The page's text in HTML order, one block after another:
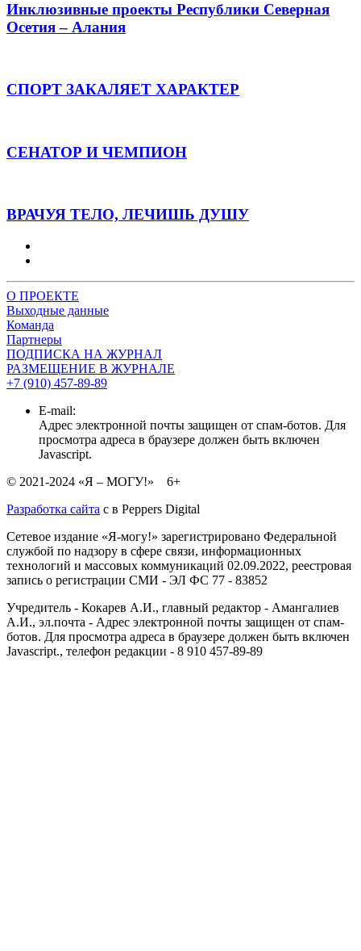
Инклюзивные проекты Республики Северная
Осетия – Алания
СПОРТ ЗАКАЛЯЕТ ХАРАКТЕР
СЕНАТОР И ЧЕМПИОН
ВРАЧУЯ ТЕЛО, ЛЕЧИШЬ ДУШУ
О ПРОЕКТЕ
Выходные данные
Команда
Партнеры
ПОДПИСКА НА ЖУРНАЛ
РАЗМЕЩЕНИЕ В ЖУРНАЛЕ
+7 (910) 457-89-89
E-mail:
Адрес электронной почты защищен от спам-ботов. Для
просмотра адреса в браузере должен быть включен
Javascript.
© 2021-2024 «Я – МОГУ!» 6+
Разработка сайта с в Peppers Digital
Сетевое издание «Я-могу!» зарегистрировано Федеральной
службой по надзору в сфере связи, информационных
технологий и массовых коммуникаций 02.09.2022, реестровая
запись о регистрации СМИ - ЭЛ ФС 77 - 83852
Учредитель - Кокарев А.И., главный редактор - Амангалиев
А.И., эл.почта - Адрес электронной почты защищен от спам-
ботов. Для просмотра адреса в браузере должен быть включен
Javascript., телефон редакции - 8 910 457-89-89